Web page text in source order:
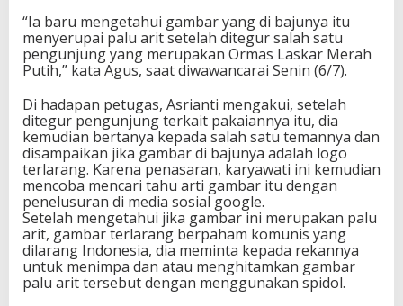
“Ia baru mengetahui gambar yang di bajunya itu
menyerupai palu arit setelah ditegur salah satu
pengunjung yang merupakan Ormas Laskar Merah
Putih,” kata Agus, saat diwawancarai Senin (6/7).
Di hadapan petugas, Asrianti mengakui, setelah
ditegur pengunjung terkait pakaiannya itu, dia
kemudian bertanya kepada salah satu temannya dan
disampaikan jika gambar di bajunya adalah logo
terlarang. Karena penasaran, karyawati ini kemudian
mencoba mencari tahu arti gambar itu dengan
penelusuran di media sosial google.
Setelah mengetahui jika gambar ini merupakan palu
arit, gambar terlarang berpaham komunis yang
dilarang Indonesia, dia meminta kepada rekannya
untuk menimpa dan atau menghitamkan gambar
palu arit tersebut dengan menggunakan spidol.